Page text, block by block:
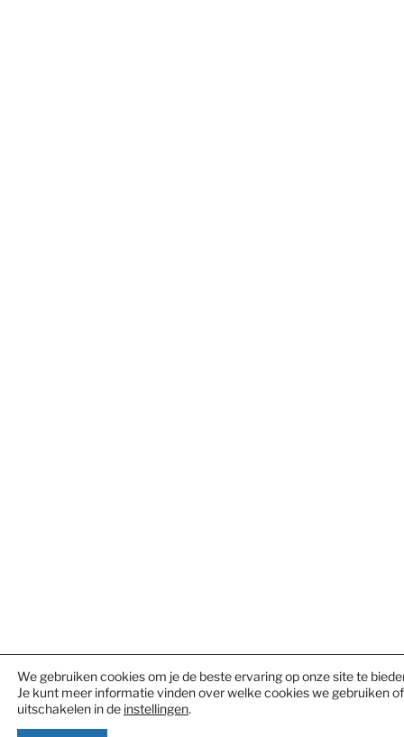
We gebruiken cookies om je de beste ervaring op onze site te
Je kunt meer informatie vinden over welke cookies we gebruiken
uitschakelen in de instellingen.